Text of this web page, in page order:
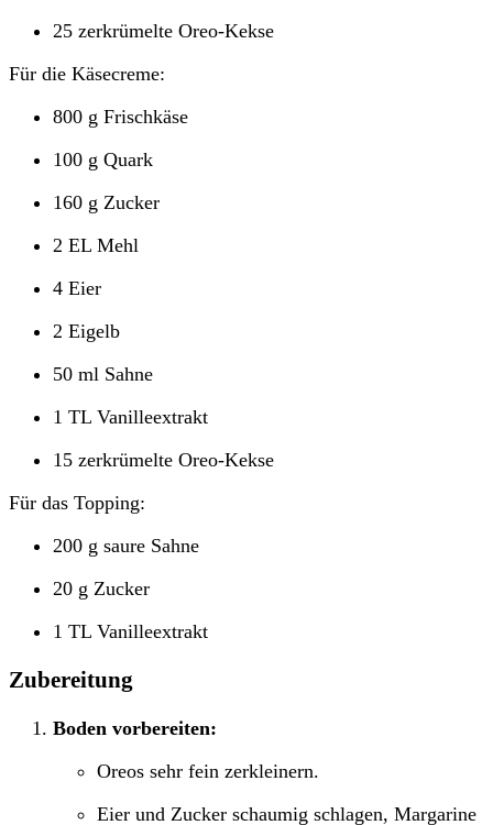
25 zerkrümelte Oreo-Kekse
Für die Käsecreme:
800 g Frischkäse
100 g Quark
160 g Zucker
2 EL Mehl
4 Eier
2 Eigelb
50 ml Sahne
1 TL Vanilleextrakt
15 zerkrümelte Oreo-Kekse
Für das Topping:
200 g saure Sahne
20 g Zucker
1 TL Vanilleextrakt
Zubereitung
Boden vorbereiten:
Oreos sehr fein zerkleinern.
Eier und Zucker schaumig schlagen, Margarine